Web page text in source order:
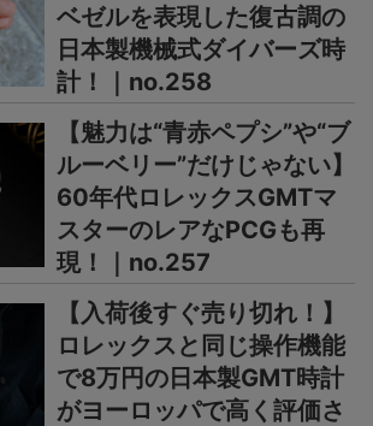
ベゼルを表現した復古調の
日本製機械式ダイバーズ時
計！｜no.258
【魅力は“青赤ペプシ”や“ブ
ルーベリー”だけじゃない】
60年代ロレックスGMTマ
スターのレアなPCGも再
現！｜no.257
【入荷後すぐ売り切れ！】
ロレックスと同じ操作機能
で8万円の日本製GMT時計
がヨーロッパで高く評価さ